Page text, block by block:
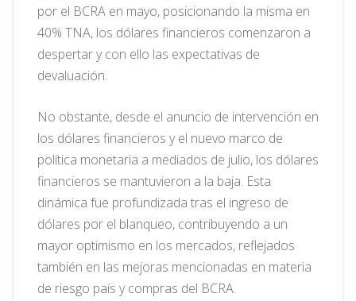
por el BCRA en mayo, posicionando la misma en
40% TNA, los dólares financieros comenzaron a
despertar y con ello las expectativas de
devaluación.
No obstante, desde el anuncio de intervención en
los dólares financieros y el nuevo marco de
política monetaria a mediados de julio, los dólares
financieros se mantuvieron a la baja. Esta
dinámica fue profundizada tras el ingreso de
dólares por el blanqueo, contribuyendo a un
mayor optimismo en los mercados, reflejados
también en las mejoras mencionadas en materia
de riesgo país y compras del BCRA.